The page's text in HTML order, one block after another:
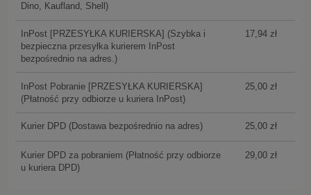
Dino, Kaufland, Shell)
InPost [PRZESYŁKA KURIERSKA] (Szybka i
bezpieczna przesyłka kurierem InPost
bezpośrednio na adres.)
17,94 zł
InPost Pobranie [PRZESYŁKA KURIERSKA]
(Płatność przy odbiorze u kuriera InPost)
25,00 zł
Kurier DPD(Dostawa bezpośrednio na adres) 25,00 zł
Kurier DPD za pobraniem (Płatność przy odbiorze
u kuriera DPD)
29,00 zł